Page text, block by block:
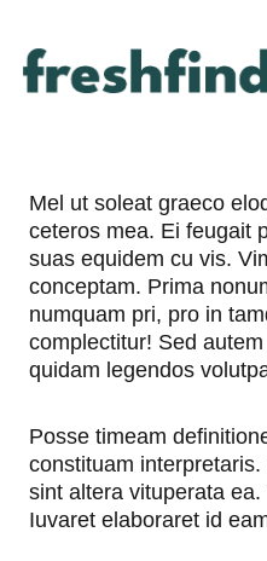
content
Mel ut soleat graeco
ceteros mea. Ei feugait
suas equidem cu vis.
conceptam. Prima
numquam pri, pro in
complectitur! Sed
quidam legendos
Posse timeam
constituam
sint altera vituperata
Iuvaret elaboraret id